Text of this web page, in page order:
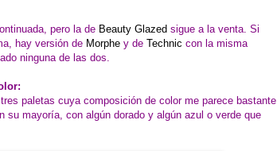
pero la de Beauty Glazed sigue a la venta. Si
hay versión de Morphe y de Technic con la misma
ninguna de las dos.
paletas cuya composición de color me parece bastante
su mayoría, con algún dorado y algún azul o verde que